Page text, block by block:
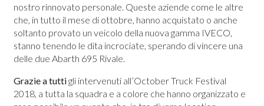
nostro rinnovato personale. Queste aziende come le altre
che, in tutto il mese di ottobre, hanno acquistato o anche
soltanto provato un veicolo della nuova gamma IVECO,
stanno tenendo le dita incrociate, sperando di vincere una
delle due Abarth 695 Rivale.
Grazie a tuttigli intervenuti all’October Truck Festival
2018, a tutta la squadra e a colore che hanno organizzato e